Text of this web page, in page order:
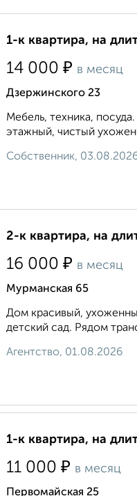
1-к квартира, на
14 000 ₽ в месяц
Дзержинского 23
Мебель, техника,
этажный, чистый
Собственник,
2-к квартира, на
16 000 ₽ в месяц
Мурманская 65
Дом красивый,
детский сад. Рядом
Агентство, 01.08.2026
1-к квартира, на
11 000 ₽ в месяц
Первомайская 25